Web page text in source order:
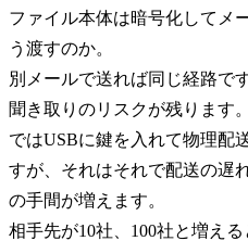
ファイル本体は暗号化してメ
う渡すのか。
別メールで送れば同じ経路で
聞き取りのリスクが残ります。
ではUSBに鍵を入れて物理配
すが、それはそれで配送の遅
の手間が増えます。
相手先が10社、100社と増え